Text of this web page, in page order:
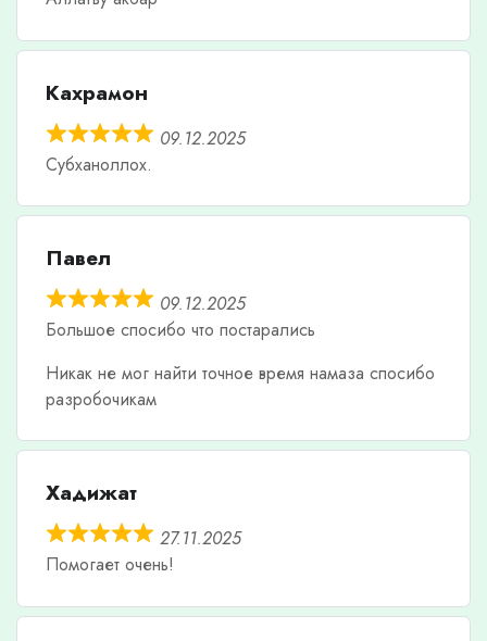
Кахрамон
09.12.2025
Субханоллох.
Павел
09.12.2025
Большое спосибо что постарались
Никак не мог найти точное время намаза спосибо
разробочикам
Хадижат
27.11.2025
Помогает очень!